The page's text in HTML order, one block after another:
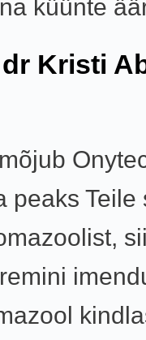
küünte
Kristi
peaks Teile